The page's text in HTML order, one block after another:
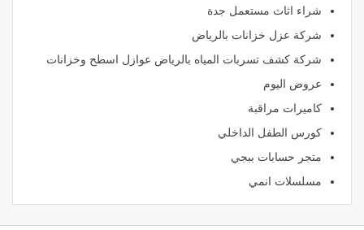
شراء اثاث مستعمل جدة
شركة عزل خزانات بالرياض
شركة كشف تسربات المياه بالرياض عوازل اسطح وخزانات
عروض اليوم
كاميرات مراقبة
كورس الطفل الداخلي
متجر حسابات ببجي
مسلسلات انمي